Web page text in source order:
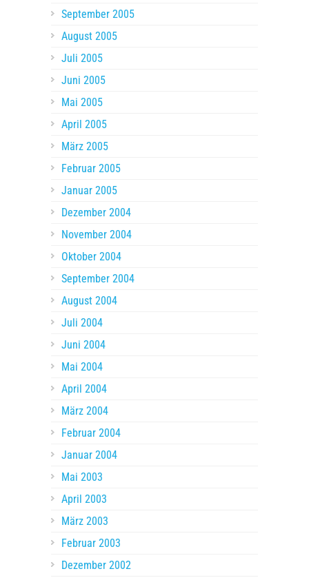
September 2005
August 2005
Juli 2005
Juni 2005
Mai 2005
April 2005
März 2005
Februar 2005
Januar 2005
Dezember 2004
November 2004
Oktober 2004
September 2004
August 2004
Juli 2004
Juni 2004
Mai 2004
April 2004
März 2004
Februar 2004
Januar 2004
Mai 2003
April 2003
März 2003
Februar 2003
Dezember 2002